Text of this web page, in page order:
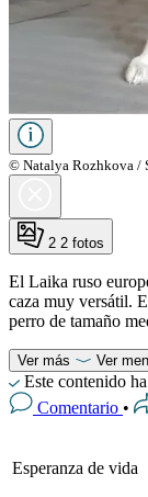
© Natalya Rozhkova /
2 2 fotos
El Laika ruso
caza muy versátil.
perro de tamaño
Ver más Ver
Este contenido
Comentario •
Esperanza de vida